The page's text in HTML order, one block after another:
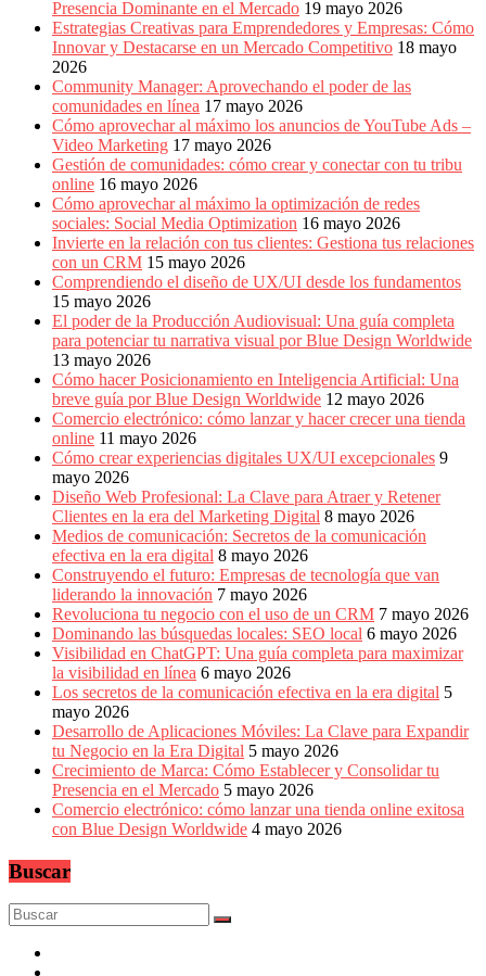
Presencia Dominante en el Mercado 19 mayo 2026
Estrategias Creativas para Emprendedores y Empresas: Cómo
Innovar y Destacarse en un Mercado Competitivo 18 mayo
2026
Community Manager: Aprovechando el poder de las
comunidades en línea 17 mayo 2026
Cómo aprovechar al máximo los anuncios de YouTube Ads –
Video Marketing 17 mayo 2026
Gestión de comunidades: cómo crear y conectar con tu tribu
online 16 mayo 2026
Cómo aprovechar al máximo la optimización de redes
sociales: Social Media Optimization 16 mayo 2026
Invierte en la relación con tus clientes: Gestiona tus relaciones
con un CRM 15 mayo 2026
Comprendiendo el diseño de UX/UI desde los fundamentos
15 mayo 2026
El poder de la Producción Audiovisual: Una guía completa
para potenciar tu narrativa visual por Blue Design Worldwide
13 mayo 2026
Cómo hacer Posicionamiento en Inteligencia Artificial: Una
breve guía por Blue Design Worldwide 12 mayo 2026
Comercio electrónico: cómo lanzar y hacer crecer una tienda
online 11 mayo 2026
Cómo crear experiencias digitales UX/UI excepcionales 9
mayo 2026
Diseño Web Profesional: La Clave para Atraer y Retener
Clientes en la era del Marketing Digital 8 mayo 2026
Medios de comunicación: Secretos de la comunicación
efectiva en la era digital 8 mayo 2026
Construyendo el futuro: Empresas de tecnología que van
liderando la innovación 7 mayo 2026
Revoluciona tu negocio con el uso de un CRM 7 mayo 2026
Dominando las búsquedas locales: SEO local 6 mayo 2026
Visibilidad en ChatGPT: Una guía completa para maximizar
la visibilidad en línea 6 mayo 2026
Los secretos de la comunicación efectiva en la era digital 5
mayo 2026
Desarrollo de Aplicaciones Móviles: La Clave para Expandir
tu Negocio en la Era Digital 5 mayo 2026
Crecimiento de Marca: Cómo Establecer y Consolidar tu
Presencia en el Mercado 5 mayo 2026
Comercio electrónico: cómo lanzar una tienda online exitosa
con Blue Design Worldwide 4 mayo 2026
Buscar